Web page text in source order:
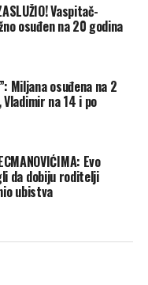
Vaspitač-
osuđen na 20 godina
Miljana osuđena na 2
na 14 i po
Evo
da dobiju roditelji
ubistva